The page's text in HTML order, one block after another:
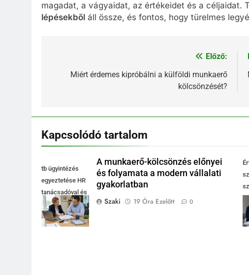
magadat, a vágyaidat, az értékeidet és a céljaidat.
lépésekből áll össze, és fontos, hogy türelmes
navigáció
Előző:
Miért érdemes kipróbálni a külföldi munkaerő
kölcsönzését?
Kapcsolódó tartalom
tb ügyintézés
egyeztetése HR
tanácsadóval és
cégvezetővel az
irodában
A munkaerő-kölcsönzés előnyei
és folyamata a modern vállalati
gyakorlatban
Szaki
19 Óra Ezelőtt 0